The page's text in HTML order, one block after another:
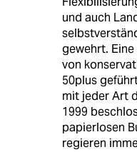
und auch
gewehrt.
von
50plus
mit jeder Art
1999
papierlosen
regieren